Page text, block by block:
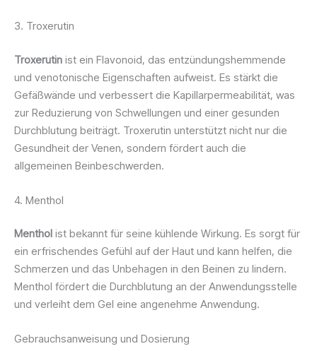
3. Troxerutin
Troxerutin ist ein Flavonoid, das entzündungshemmende
und venotonische Eigenschaften aufweist. Es stärkt die
Gefäßwände und verbessert die Kapillarpermeabilität, was
zur Reduzierung von Schwellungen und einer gesunden
Durchblutung beiträgt. Troxerutin unterstützt nicht nur die
Gesundheit der Venen, sondern fördert auch die
allgemeinen Beinbeschwerden.
4. Menthol
Menthol ist bekannt für seine kühlende Wirkung. Es sorgt für
ein erfrischendes Gefühl auf der Haut und kann helfen, die
Schmerzen und das Unbehagen in den Beinen zu lindern.
Menthol fördert die Durchblutung an der Anwendungsstelle
und verleiht dem Gel eine angenehme Anwendung.
Gebrauchsanweisung und Dosierung